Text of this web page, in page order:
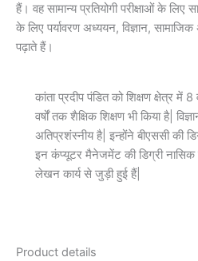
हैं। वह सामान्य प्रतियोगी परीक्षाओं के लिए
के लिए पर्यावरण अध्ययन, विज्ञान,
पढ़ाते हैं।
कांता प्रदीप पंडित को शिक्षण क्षेत्र में
वर्षों तक शैक्षिक शिक्षण भी किया है|
अतिप्रशंस्नीय है| इन्होंने बीएससी की
इन कंप्यूटर मैनेजमेंट की डिग्री नासिक
लेखन कार्य से जुड़ी हुई हैं|
Product details